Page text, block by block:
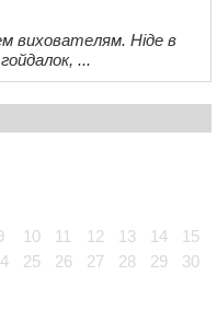
вихователям. Ніде в
...
10 11 12 13 14
15
25 26 27 28 29
30